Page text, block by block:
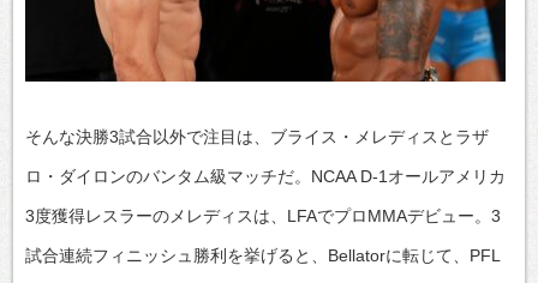
そんな決勝3試合以外で注目は、ブライス・メレディスとラザ
ロ・ダイロンのバンタム級マッチだ。NCAA D-1オールアメリカ
3度獲得レスラーのメレディスは、LFAでプロMMAデビュー。3
試合連続フィニッシュ勝利を挙げると、Bellatorに転じて、PFL